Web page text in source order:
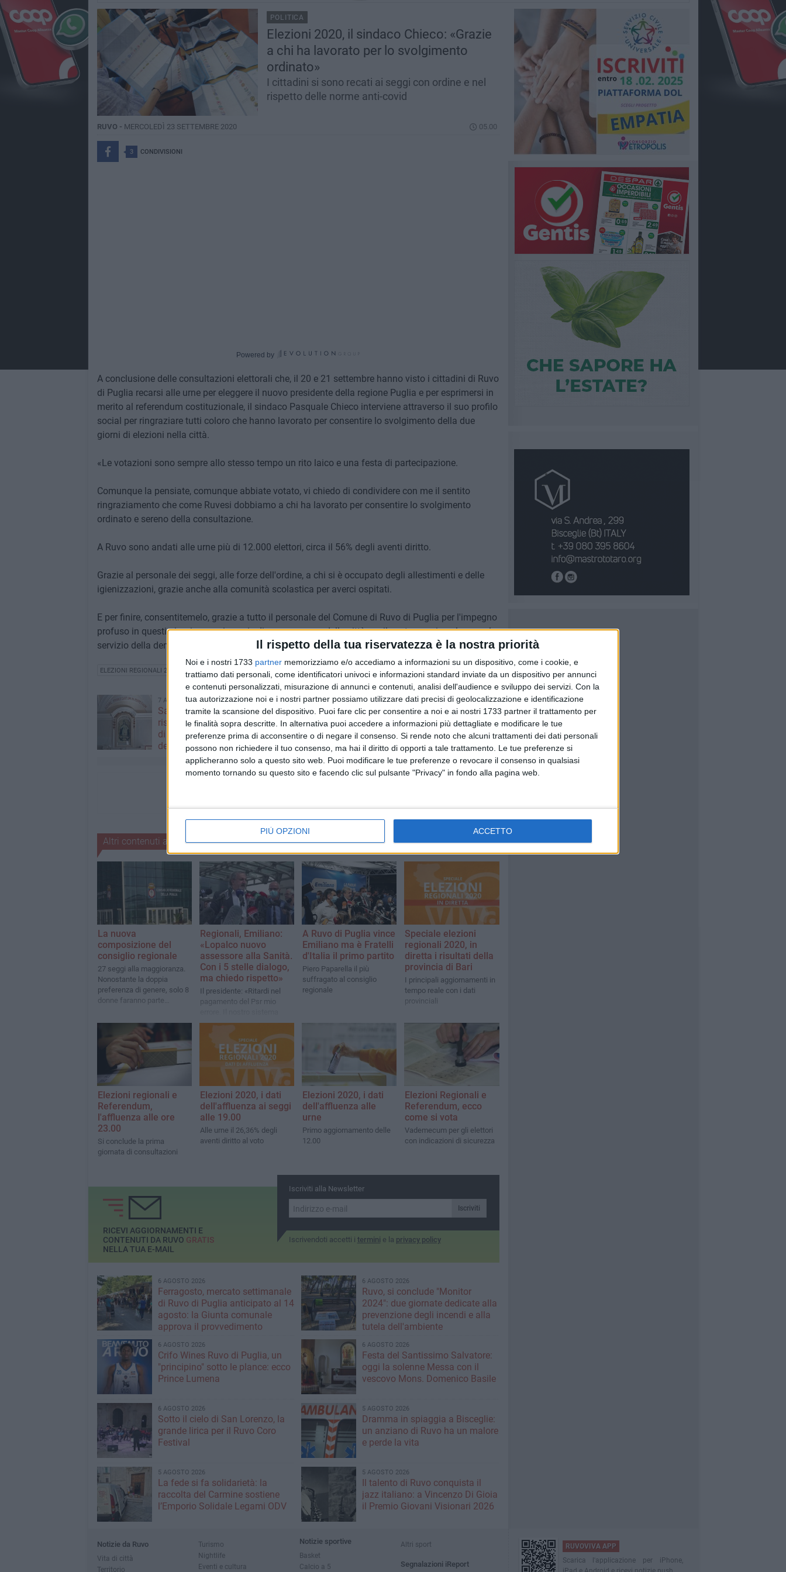
Il rispetto della tua riservatezza è la nostra priorità
Noi e i nostri 1733 partner memorizziamo e/o accediamo a informazioni su un dispositivo, come i cookie, e
trattiamo dati personali, come identificatori univoci e informazioni standard inviate da un dispositivo per annunci
e contenuti personalizzati, misurazione di annunci e contenuti, analisi dell'audience e sviluppo dei servizi. Con la
tua autorizzazione noi e i nostri partner possiamo utilizzare dati precisi di geolocalizzazione e identificazione
tramite la scansione del dispositivo. Puoi fare clic per consentire a noi e ai nostri 1733 partner il trattamento per
le finalità sopra descritte. In alternativa puoi accedere a informazioni più dettagliate e modificare le tue
preferenze prima di acconsentire o di negare il consenso. Si rende noto che alcuni trattamenti dei dati personali
possono non richiedere il tuo consenso, ma hai il diritto di opporti a tale trattamento. Le tue preferenze si
applicheranno solo a questo sito web. Puoi modificare le tue preferenze o revocare il consenso in qualsiasi
momento tornando su questo sito e facendo clic sul pulsante "Privacy" in fondo alla pagina web.
PIÙ OPZIONI ACCETTO
POLITICA
Elezioni 2020, il sindaco Chieco: «Grazie
a chi ha lavorato per lo svolgimento
ordinato»
I cittadini si sono recati ai seggi con ordine e nel
rispetto delle norme anti-covid
RUVO - MERCOLEDÌ 23 SETTEMBRE 2020 05.00
3 CONDIVISIONI
Powered by
A conclusione delle consultazioni elettorali che, il 20 e 21 settembre hanno visto i cittadini di Ruvo
di Puglia recarsi alle urne per eleggere il nuovo presidente della regione Puglia e per esprimersi in
merito al referendum costituzionale, il sindaco Pasquale Chieco interviene attraverso il suo profilo
social per ringraziare tutti coloro che hanno lavorato per consentire lo svolgimento della due
giorni di elezioni nella città.
«Le votazioni sono sempre allo stesso tempo un rito laico e una festa di partecipazione.
Comunque la pensiate, comunque abbiate votato, vi chiedo di condividere con me il sentito
ringraziamento che come Ruvesi dobbiamo a chi ha lavorato per consentire lo svolgimento
ordinato e sereno della consultazione.
A Ruvo sono andati alle urne più di 12.000 elettori, circa il 56% degli aventi diritto.
Grazie al personale dei seggi, alle forze dell'ordine, a chi si è occupato degli allestimenti e delle
igienizzazioni, grazie anche alla comunità scolastica per averci ospitati.
E per finire, consentitemelo, grazie a tutto il personale del Comune di Ruvo di Puglia per l'impegno
profuso in questi giorni gravosi; grazie di cuore a nome della città per il vostro prezioso lavoro al
servizio della democrazia».
ELEZIONI REGIONALI 2020
7 AGOSTO 2026
Santa Filomena torna a
risplendere ai Cappuccini: Ruvo
di Puglia riabbraccia un’antica
devozione
7 AGOSTO 2026
"Il viaggio più bello è quello che
cambia il cuore": si conclude il
Campo Scuola della Parrocchia
San Michele Arcangelo
Altri contenuti a tema
La nuova
composizione del
consiglio regionale
27 seggi alla maggioranza.
Nonostante la doppia
preferenza di genere, solo 8
donne faranno parte
Regionali, Emiliano:
«Lopalco nuovo
assessore alla Sanità.
Con i 5 stelle dialogo,
ma chiedo rispetto»
Il presidente: «Ritardi nel
pagamento del Psr mio
sanitario sarà il migliore
d'Italia»
A Ruvo di Puglia vince
Emiliano ma è Fratelli
d'Italia il primo partito
Piero Paparella il più
suffragato al consiglio
regionale
Speciale elezioni
regionali 2020, in
diretta i risultati della
provincia di Bari
I principali aggiornamenti in
tempo reale con i dati
provinciali
Elezioni regionali e
Referendum,
l'affluenza alle ore
23.00
Si conclude la prima
giornata di consultazioni
Elezioni 2020, i dati
dell'affluenza ai seggi
alle 19.00
Alle urne il 26,36% degli
aventi diritto al voto
Elezioni 2020, i dati
dell'affluenza alle
urne
Primo aggiornamento delle
12.00
Elezioni Regionali e
Referendum, ecco
come si vota
Vademecum per gli elettori
con indicazioni di sicurezza
Iscriviti alla Newsletter
Iscriviti
Iscrivendoti accetti i termini e la privacy policy
RICEVI AGGIORNAMENTI E
CONTENUTI DA RUVO GRATIS
NELLA TUA E-MAIL
6 AGOSTO 2026
Ferragosto, mercato settimanale
di Ruvo di Puglia anticipato al 14
agosto: la Giunta comunale
approva il provvedimento
6 AGOSTO 2026
Ruvo, si conclude "Monitor
2024": due giornate dedicate alla
prevenzione degli incendi e alla
tutela dell'ambiente
6 AGOSTO 2026
Crifo Wines Ruvo di Puglia, un
"principino" sotto le plance: ecco
Prince Lumena
6 AGOSTO 2026
Festa del Santissimo Salvatore:
oggi la solenne Messa con il
vescovo Mons. Domenico Basile
6 AGOSTO 2026
Sotto il cielo di San Lorenzo, la
grande lirica per il Ruvo Coro
Festival
5 AGOSTO 2026
Dramma in spiaggia a Bisceglie:
un anziano di Ruvo ha un malore
e perde la vita
5 AGOSTO 2026
La fede si fa solidarietà: la
raccolta del Carmine sostiene
l’Emporio Solidale Legami ODV
5 AGOSTO 2026
Il talento di Ruvo conquista il
jazz italiano: a Vincenzo Di Gioia
il Premio Giovani Visionari 2026
Notizie da Ruvo
Vita di città
Territorio
Turismo
Nightlife
Eventi e cultura
Notizie sportive
Basket
Calcio a 5
Altri sport
Segnalazioni iReport
RUVOVIVA APP
Scarica l'applicazione per iPhone,